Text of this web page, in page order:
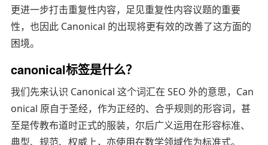
更进一步打击重复性内容，足见重复性内容议题的重要
性，也因此 Canonical 的出现将更有效的改善了这方面的
困境。
canonical标签是什么？
我们先来认识 Canonical 这个词汇在 SEO 外的意思，Can
onical 原自于圣经，作为正经的、合乎规则的形容词，甚
至是传教布道时正式的服装，尔后广义运用在形容标准、
典型、规范、权威上，亦使用在数学领域作为标准式。